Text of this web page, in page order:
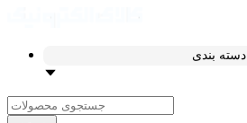
دسته بندی